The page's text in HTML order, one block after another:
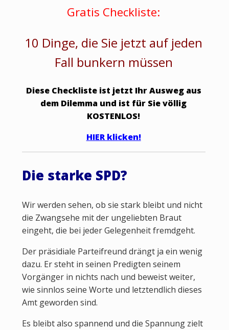
Gratis Checkliste:
10 Dinge, die Sie jetzt auf jeden
Fall bunkern müssen
Diese Checkliste ist jetzt Ihr Ausweg aus
dem Dilemma und ist für Sie völlig
KOSTENLOS!
HIER klicken!
Die starke SPD?
Wir werden sehen, ob sie stark bleibt und nicht
die Zwangsehe mit der ungeliebten Braut
eingeht, die bei jeder Gelegenheit fremdgeht.
Der präsidiale Parteifreund drängt ja ein wenig
dazu. Er steht in seinen Predigten seinem
Vorgänger in nichts nach und beweist weiter,
wie sinnlos seine Worte und letztendlich dieses
Amt geworden sind.
Es bleibt also spannend und die Spannung zielt